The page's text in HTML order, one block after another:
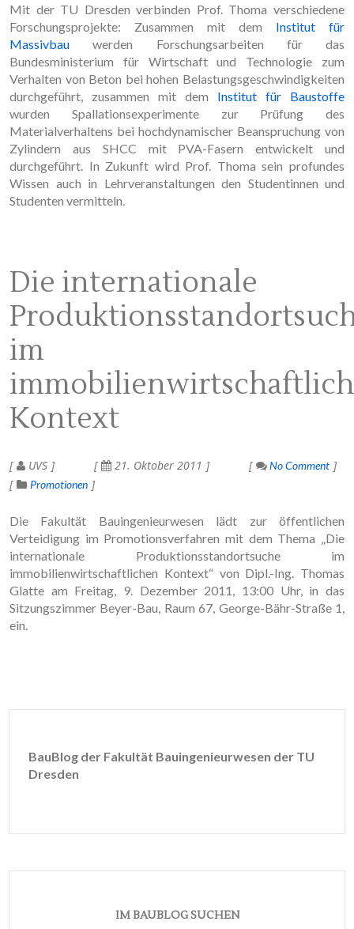
Mit der TU Dresden verbinden Prof. Thoma verschiedene
Forschungsprojekte: Zusammen mit dem Institut für
Massivbau werden Forschungsarbeiten für das
Bundesministerium für Wirtschaft und Technologie zum
Verhalten von Beton bei hohen Belastungsgeschwindigkeiten
durchgeführt, zusammen mit dem Institut für Baustoffe
wurden Spallationsexperimente zur Prüfung des
Materialverhaltens bei hochdynamischer Beanspruchung von
Zylindern aus SHCC mit PVA-Fasern entwickelt und
durchgeführt. In Zukunft wird Prof. Thoma sein profundes
Wissen auch in Lehrveranstaltungen den Studentinnen und
Studenten vermitteln.
Die internationale
im
Kontext
UVS 21. Oktober 2011
No Comment
Promotionen
Die Fakultät Bauingenieurwesen lädt zur öffentlichen
Verteidigung im Promotionsverfahren mit dem Thema „Die
internationale Produktionsstandortsuche im
immobilienwirtschaftlichen Kontext“ von Dipl.-Ing. Thomas
Glatte am Freitag, 9. Dezember 2011, 13:00 Uhr, in das
Sitzungszimmer Beyer-Bau, Raum 67, George-Bähr-Straße 1,
ein.
BauBlog der Fakultät Bauingenieurwesen der TU
Dresden
IM BAUBLOG SUCHEN